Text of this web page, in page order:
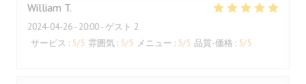
William T
2024-04-26- 20:00 - ゲスト 2
サービス : 5/5 雰囲気 : 5/5 メニュー : 5/5 品質-価格 : 5/5